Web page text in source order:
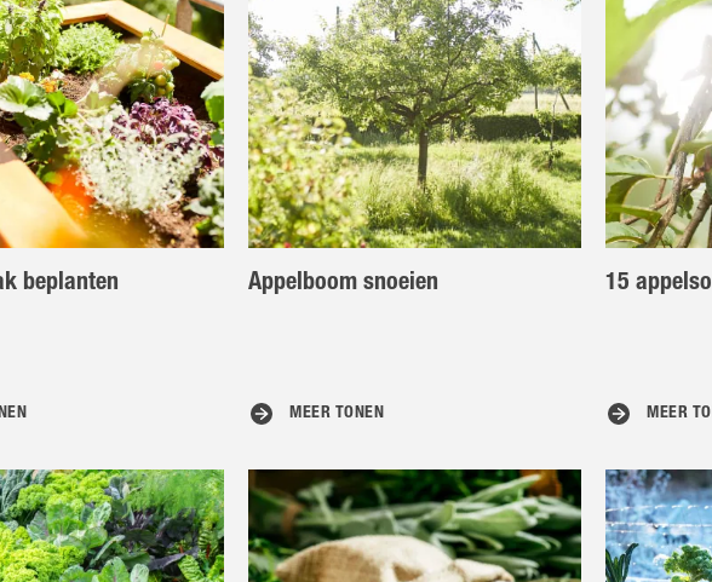
beplanten Appelboom snoeien
MEER TONEN
15
MEER